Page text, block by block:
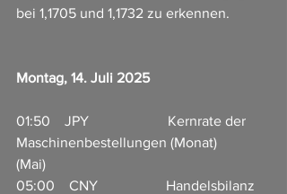
bei 1,1705 und 1,1732 zu erkennen.
Montag, 14. Juli 2025
01:50    JPY                      Kernrate der
Maschinenbestellungen (Monat)
(Mai)
05:00    CNY                   Handelsbilanz